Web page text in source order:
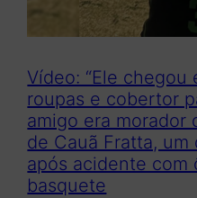
Vídeo: “Ele chegou
roupas e cobertor
amigo era morador
de Cauã Fratta,
após acidente com
basquete